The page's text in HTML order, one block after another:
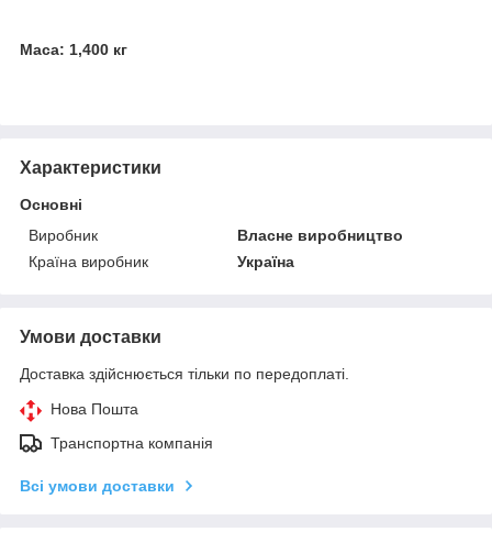
Маса: 1,400 кг
Характеристики
Основні
Виробник
Власне виробництво
Країна виробник
Україна
Умови доставки
Доставка здійснюється тільки по передоплаті.
Нова Пошта
Транспортна компанія
Всі умови доставки